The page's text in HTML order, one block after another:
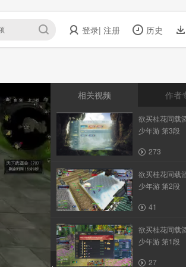
登录| 注册 历史
相关视频 作者
欲买桂花同载
少年游 第3段
273
欲买桂花同载
少年游 第2段
41
欲买桂花同载
少年游 第1段
27